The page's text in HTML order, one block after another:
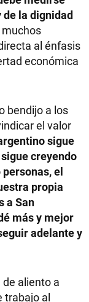
la dignidad
al énfasis
económica
bendijo a los
el valor
sigue
creyendo
el
propia
a San
más y mejor
adelante y
aliento a
trabajo al